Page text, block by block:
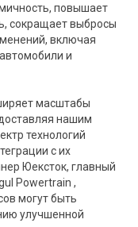
повышает
сокращает выбросы
включая
и
масштабы
нашим
технологий
с их
Юексток, главный
Powertrain ,
могут быть
улучшенной